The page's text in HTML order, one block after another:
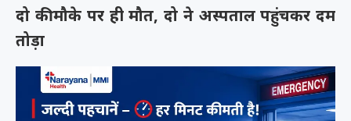
दो की मौके पर ही मौत, दो ने अस्पताल पहुंचकर दम
तोड़ा